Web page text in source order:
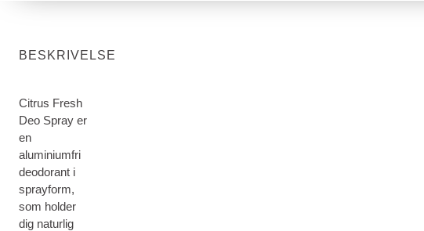
BESKRIVELSE
Citrus Fresh
Deo Spray er
en
aluminiumfri
deodorant i
sprayform,
som holder
dig naturlig